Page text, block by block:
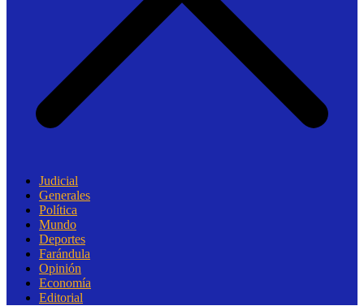
Judicial
Generales
Política
Mundo
Deportes
Farándula
Opinión
Economía
Editorial